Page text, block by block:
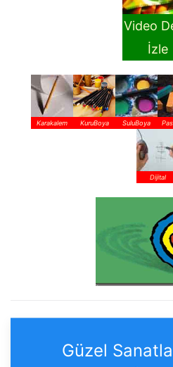
Video
İzle
Karakalem KuruBoya SuluBoya
Dijital
Güzel